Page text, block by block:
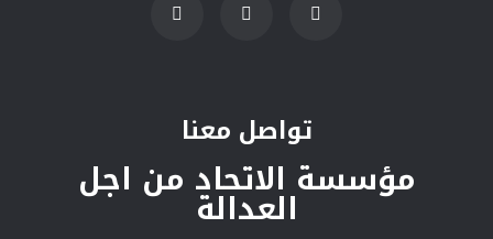
تواصل معنا
مؤسسة الاتحاد من اجل
العدالة